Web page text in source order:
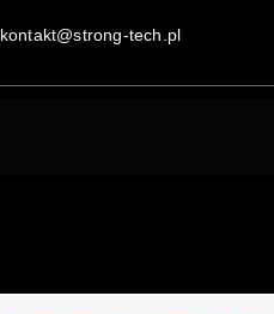
kontakt@strong-tech.pl